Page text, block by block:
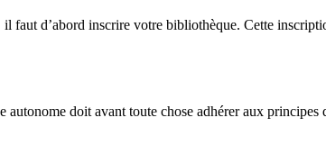
faut d’abord inscrire votre bibliothèque. Cette
doit avant toute chose adhérer aux principes